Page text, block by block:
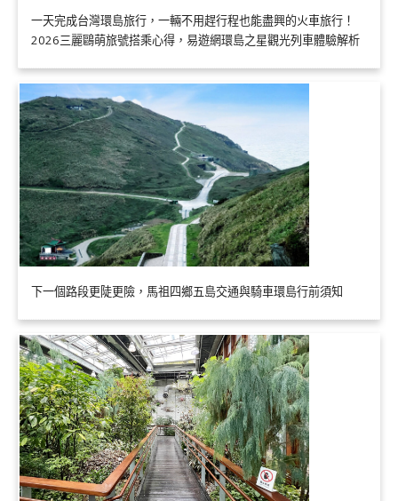
一天完成台灣環島旅行，一輛不用趕行程也能盡興的火車旅行！
2026三麗鷗萌旅號搭乘心得，易遊網環島之星觀光列車體驗解析
下一個路段更陡更險，馬祖四鄉五島交通與騎車環島行前須知